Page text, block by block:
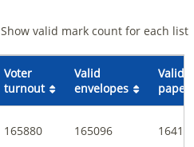
Show valid mark count for each list
Voter
turnout
Valid
envelopes
Valid
165880 165096